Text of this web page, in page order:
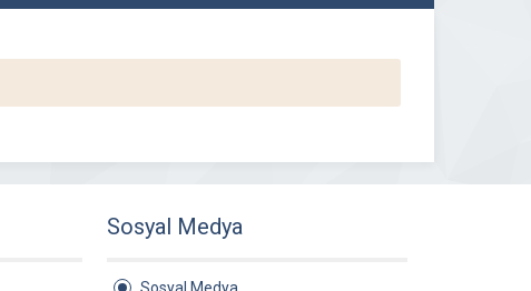
Sosyal Medya